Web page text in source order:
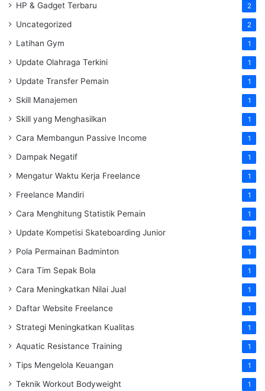
HP & Gadget Terbaru 2
Uncategorized 2
Latihan Gym 1
Update Olahraga Terkini 1
Update Transfer Pemain 1
Skill Manajemen 1
Skill yang Menghasilkan 1
Cara Membangun Passive Income 1
Dampak Negatif 1
Mengatur Waktu Kerja Freelance 1
Freelance Mandiri 1
Cara Menghitung Statistik Pemain 1
Update Kompetisi Skateboarding Junior 1
Pola Permainan Badminton 1
Cara Tim Sepak Bola 1
Cara Meningkatkan Nilai Jual 1
Daftar Website Freelance 1
Strategi Meningkatkan Kualitas 1
Aquatic Resistance Training 1
Tips Mengelola Keuangan 1
Teknik Workout Bodyweight 1